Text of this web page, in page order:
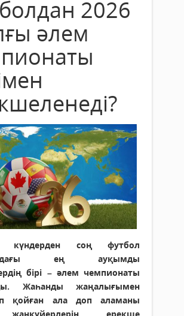
2026
әлем
күндерден соң футбол
ең ауқымды
бірі – әлем чемпионаты
Жаһанды жаңалығымен
қойған ала доп аламаны